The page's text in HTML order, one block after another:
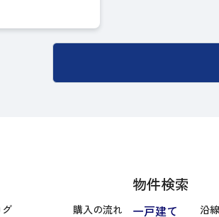
グ 購入の流れ
物件検索
一戸建て 沿線